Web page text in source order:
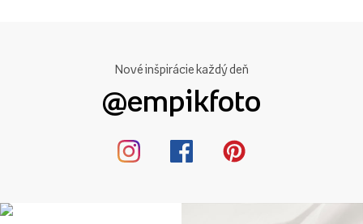
Nové inšpirácie každý deň
@empikfoto